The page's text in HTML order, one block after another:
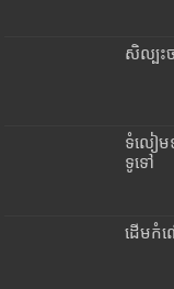
សិល្បះ
ទំលៀម
ទូទៅ
ដើមកំ